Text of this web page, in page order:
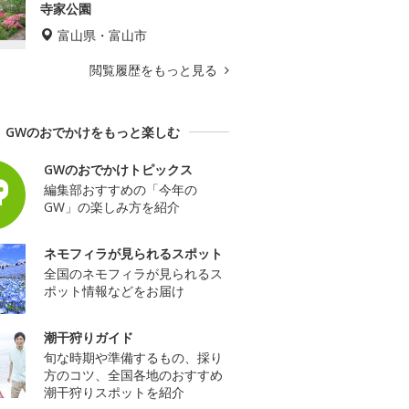
寺家公園
富山県・富山市
閲覧履歴をもっと見る
GWのおでかけをもっと楽しむ
GWのおでかけトピックス
編集部おすすめの「今年の
GW」の楽しみ方を紹介
ネモフィラが見られるスポット
全国のネモフィラが見られるス
ポット情報などをお届け
潮干狩りガイド
旬な時期や準備するもの、採り
方のコツ、全国各地のおすすめ
潮干狩りスポットを紹介